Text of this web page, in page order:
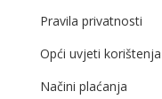
Pravila privatnosti
Opći uvjeti korištenja
Načini plaćanja